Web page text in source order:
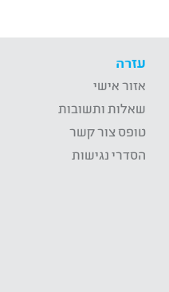
עזרה
אזור אישי
שאלות ותשובות
טופס צור קשר
הסדרי נגישות